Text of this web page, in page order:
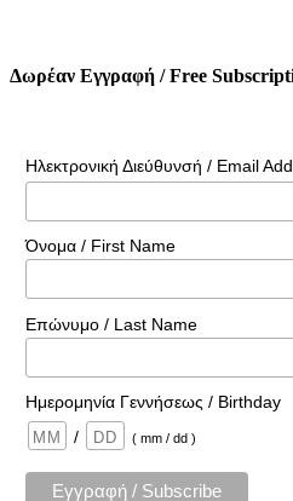
Δωρέαν Εγγραφή / Free
Ηλεκτρονική Διεύθυνσή / Email
Όνομα / First Name
Επώνυμο / Last Name
Ημερομηνία Γεννήσεως / Birthday
/
( mm / dd )